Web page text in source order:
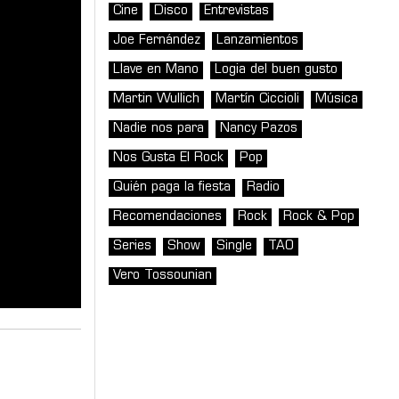
Cine Disco Entrevistas
Joe Fernández Lanzamientos
Llave en Mano Logia del buen gusto
Martin Wullich Martín Ciccioli Música
Nadie nos para Nancy Pazos
Nos Gusta El Rock Pop
Quién paga la fiesta Radio
Recomendaciones Rock Rock & Pop
Series Show Single TAO
Vero Tossounian